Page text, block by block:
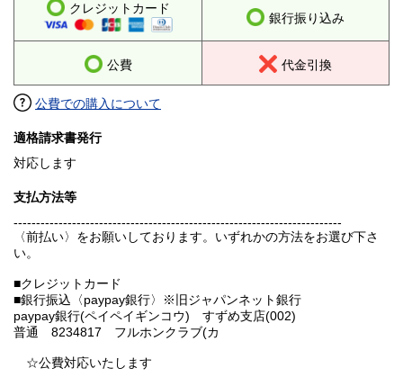
クレジットカード
銀行振り込み
公費 代金引換
公費での購入について
適格請求書発行
対応します
支払方法等
-------------------------------------------------------------------------
〈前払い〉をお願いしております。いずれかの方法をお選び下さ
い。
■クレジットカード
■銀行振込〈paypay銀行〉※旧ジャパンネット銀行
paypay銀行(ペイペイギンコウ) すずめ支店(002)
普通 8234817 フルホンクラブ(カ
☆公費対応いたします